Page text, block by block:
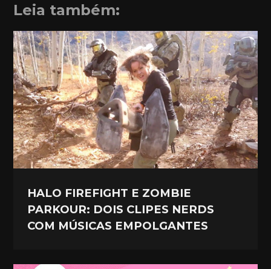
Leia também:
HALO FIREFIGHT E ZOMBIE
PARKOUR: DOIS CLIPES NERDS
COM MÚSICAS EMPOLGANTES